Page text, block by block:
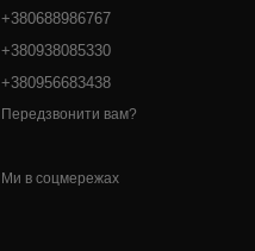
+380688986767
+380938085330
+380956683438
Передзвонити вам?
Ми в соцмережах